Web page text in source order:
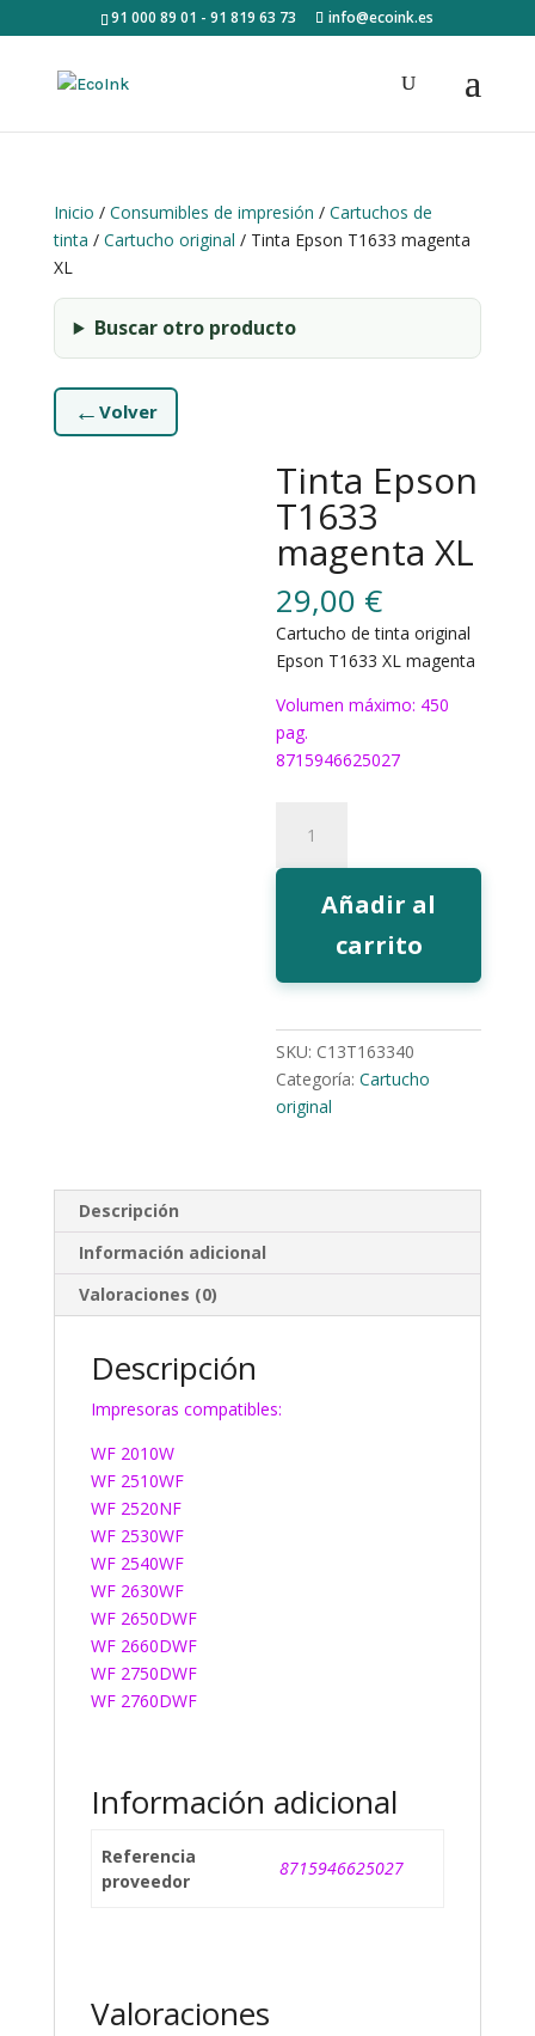
91 000 89 01 - 91 819 63 73 info@ecoink.es
Inicio / Consumibles de impresión / Cartuchos de
tinta / Cartucho original / Tinta Epson T1633 magenta
XL
Buscar otro producto
← Volver
Tinta Epson
T1633
magenta XL
29,00 €
Cartucho de tinta original
Epson T1633 XL magenta
Volumen máximo: 450
pag.
8715946625027
Epson
T1633
magenta
cantidad
Añadir al
carrito
SKU: C13T163340
Categoría:Cartucho
original
Descripción
Información adicional
Valoraciones (0)
Descripción
Impresoras compatibles:
WF 2010W
WF 2510WF
WF 2520NF
WF 2530WF
WF 2540WF
WF 2630WF
WF 2650DWF
WF 2660DWF
WF 2750DWF
WF 2760DWF
Información adicional
Referencia
proveedor
8715946625027
Valoraciones